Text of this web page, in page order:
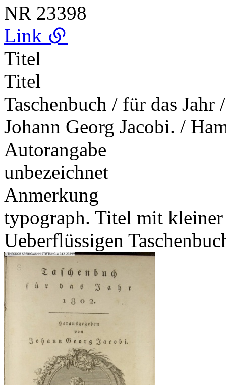
NR 23398
Link
Titel
Titel
Taschenbuch / für das
Johann Georg Jacobi. /
Autorangabe
unbezeichnet
Anmerkung
typograph. Titel mit
Ueberflüssigen